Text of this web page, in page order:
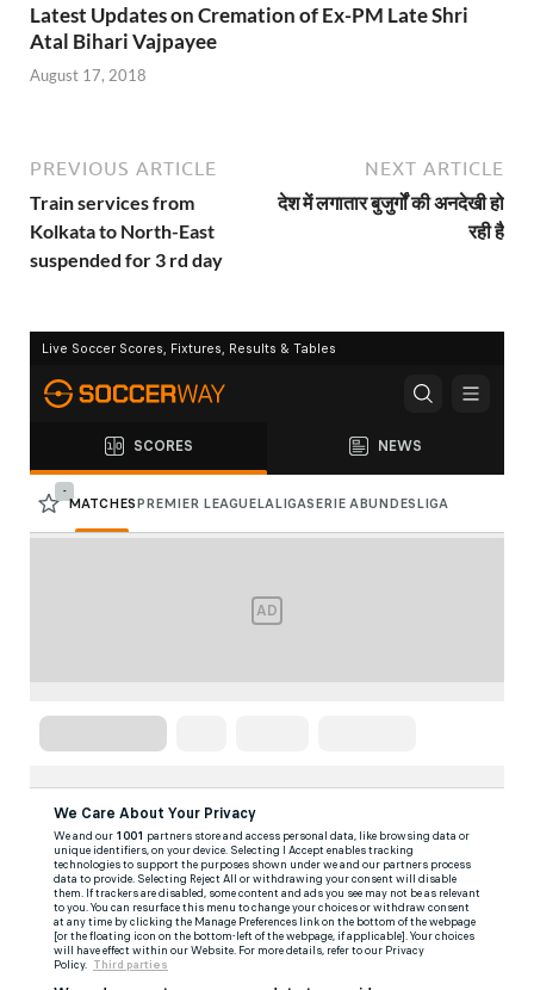
Latest Updates on Cremation of Ex-PM Late Shri
Atal Bihari Vajpayee
August 17, 2018
PREVIOUS ARTICLE
Train services from
Kolkata to North-East
suspended for 3 rd day
NEXT ARTICLE
देश में लगातार बुजुर्गों की अनदेखी हो
रही है